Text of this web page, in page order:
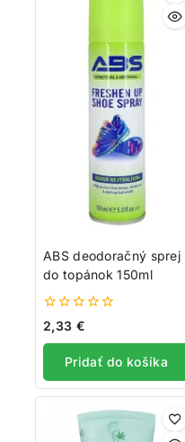
ABS deodoračný sprej
do topánok 150ml
0
5
2,33 €
Pridať do košíka